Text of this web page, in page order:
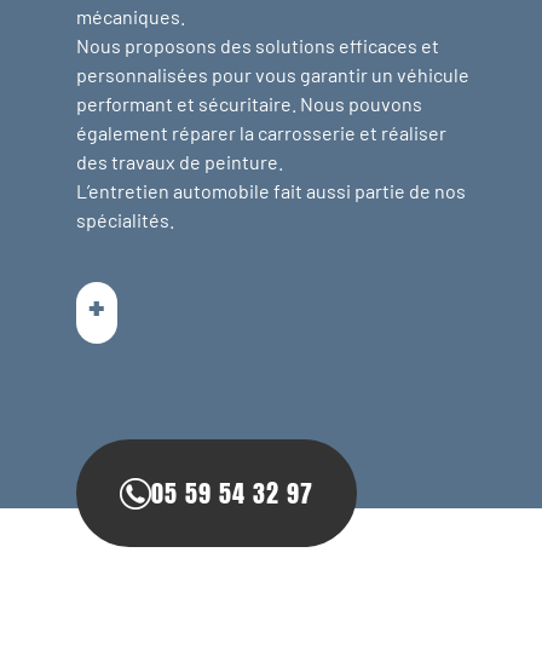
mécaniques.
Nous proposons des solutions efficaces et
personnalisées pour vous garantir un véhicule
performant et sécuritaire. Nous pouvons
également réparer la carrosserie et réaliser
des travaux de peinture.
L’entretien automobile fait aussi partie de nos
spécialités.
+
05 59 54 32 97